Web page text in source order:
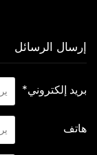
إرسال الرسائل
بريد إلكتروني*
هاتف